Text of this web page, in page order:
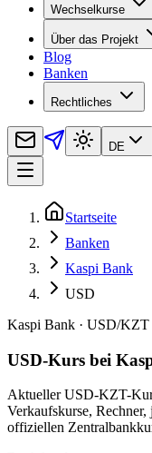
Wechselkurse
Über das Projekt
Blog
Banken
Rechtliches
DE
Startseite
Banken
Kaspi Bank
USD
Kaspi Bank · USD/KZT
USD-Kurs bei
Aktueller USD-KZT-
Verkaufskurse,
offiziellen